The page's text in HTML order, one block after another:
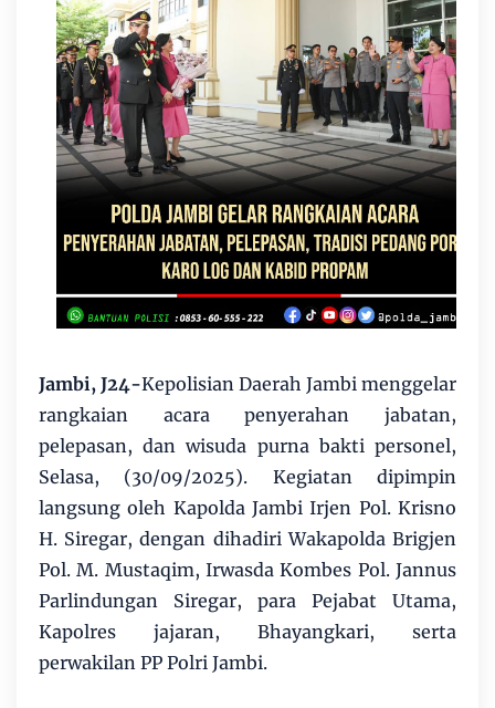
Jambi, J24-Kepolisian Daerah Jambi menggelar
rangkaian acara penyerahan jabatan,
pelepasan, dan wisuda purna bakti personel,
Selasa, (30/09/2025). Kegiatan dipimpin
langsung oleh Kapolda Jambi Irjen Pol. Krisno
H. Siregar, dengan dihadiri Wakapolda Brigjen
Pol. M. Mustaqim, Irwasda Kombes Pol. Jannus
Parlindungan Siregar, para Pejabat Utama,
Kapolres jajaran, Bhayangkari, serta
perwakilan PP Polri Jambi.